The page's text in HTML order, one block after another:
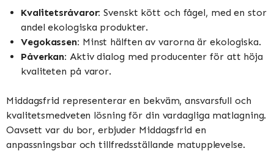
Kvalitetsråvaror: Svenskt kött och fågel, med en stor
andel ekologiska produkter.
Vegokassen: Minst hälften av varorna är ekologiska.
Påverkan: Aktiv dialog med producenter för att höja
kvaliteten på varor.
Middagsfrid representerar en bekväm, ansvarsfull och
kvalitetsmedveten lösning för din vardagliga matlagning.
Oavsett var du bor, erbjuder Middagsfrid en
anpassningsbar och tillfredsställande matupplevelse.